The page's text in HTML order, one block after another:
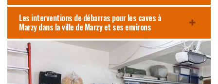
Les interventions de débarras pour les caves à
Marzy dans la ville de Marzy et ses environs